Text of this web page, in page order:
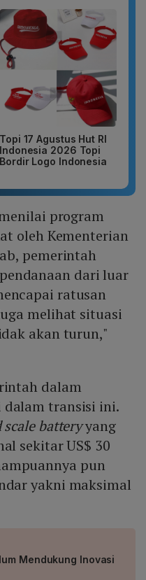
Topi 17 Agustus Hut RI
Indonesia 2026 Topi
Bordir Logo Indonesia
program
oleh Kementerian
pemerintah
dari luar
ratusan
melihat situasi
akan turun,"
dalam
dalam transisi ini.
batteryyang
sekitar US$ 30
pun
yakni maksimal
Mendukung Inovasi